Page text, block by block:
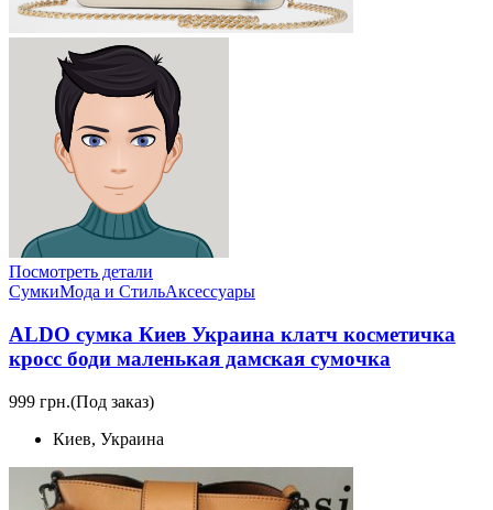
Посмотреть детали
СумкиМода и СтильАксессуары
ALDO сумка Киев Украина клатч коcметичка
кросс боди маленькая дамская сумочка
999 грн.(Под заказ)
Киев, Украина